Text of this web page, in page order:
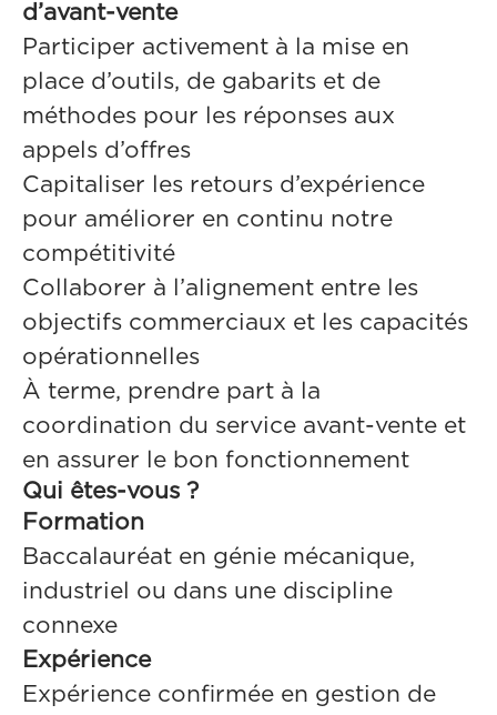
d’avant-vente
Participer activement à la mise en
place d’outils, de gabarits et de
méthodes pour les réponses aux
appels d’offres
Capitaliser les retours d’expérience
pour améliorer en continu notre
compétitivité
Collaborer à l’alignement entre les
objectifs commerciaux et les capacités
opérationnelles
À terme, prendre part à la
coordination du service avant-vente et
en assurer le bon fonctionnement
Qui êtes-vous ?
Formation
Baccalauréat en génie mécanique,
industriel ou dans une discipline
connexe
Expérience
Expérience confirmée en gestion de